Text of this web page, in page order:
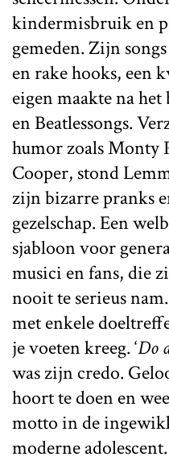
kindermisbruik en
gemeden. Zijn
en rake hooks, een
eigen maakte na
en Beatlessongs.
humor zoals Monty
Cooper, stond
zijn bizarre pranks
gezelschap. Een
sjabloon voor
musici en fans, die
nooit te serieus
met enkele
je voeten kreeg. ‘Do
was zijn credo.
hoort te doen en
motto in de
moderne adolescent.